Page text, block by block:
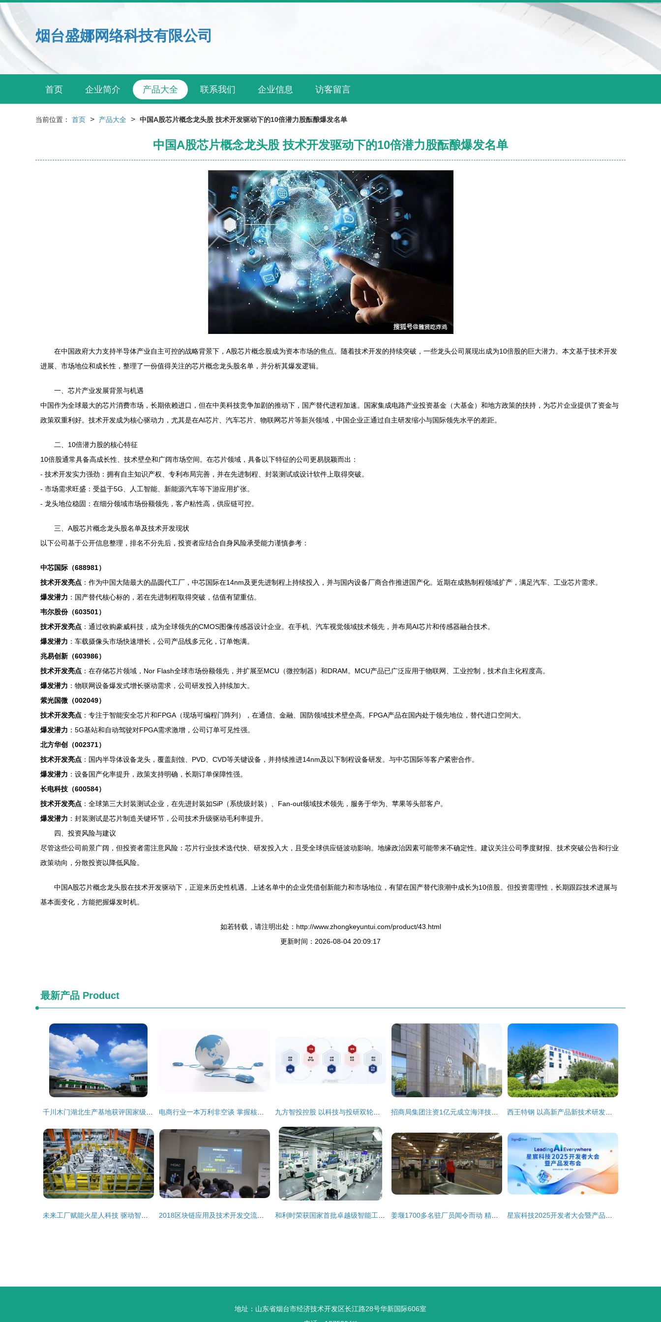
烟台盛娜网络科技有限公司
首页 企业简介 产品大全 联系我们 企业信息 访客留言
当前位置： 首页 > 产品大全 > 中国A股芯片概念龙头股 技术开发驱动下的10倍潜力股酝酿爆发名单
中国A股芯片概念龙头股 技术开发驱动下的10倍潜力股酝酿爆发名单
在中国政府大力支持半导体产业自主可控的战略背景下，A股芯片概念股成为资本市场的焦点。随着技术开发的持续突破，一些龙头公司展现出成为10倍股的巨大潜力。本文基于技术开发
进展、市场地位和成长性，整理了一份值得关注的芯片概念龙头股名单，并分析其爆发逻辑。
一、芯片产业发展背景与机遇
中国作为全球最大的芯片消费市场，长期依赖进口，但在中美科技竞争加剧的推动下，国产替代进程加速。国家集成电路产业投资基金（大基金）和地方政策的扶持，为芯片企业提供了资金与
政策双重利好。技术开发成为核心驱动力，尤其是在AI芯片、汽车芯片、物联网芯片等新兴领域，中国企业正通过自主研发缩小与国际领先水平的差距。
二、10倍潜力股的核心特征
10倍股通常具备高成长性、技术壁垒和广阔市场空间。在芯片领域，具备以下特征的公司更易脱颖而出：
- 技术开发实力强劲：拥有自主知识产权、专利布局完善，并在先进制程、封装测试或设计软件上取得突破。
- 市场需求旺盛：受益于5G、人工智能、新能源汽车等下游应用扩张。
- 龙头地位稳固：在细分领域市场份额领先，客户粘性高，供应链可控。
三、A股芯片概念龙头股名单及技术开发现状
以下公司基于公开信息整理，排名不分先后，投资者应结合自身风险承受能力谨慎参考：
中芯国际（688981）
技术开发亮点 ：作为中国大陆最大的晶圆代工厂，中芯国际在14nm及更先进制程上持续投入，并与国内设备厂商合作推进国产化。近期在成熟制程领域扩产，满足汽车、工业芯片需求。
爆发潜力 ：国产替代核心标的，若在先进制程取得突破，估值有望重估。
韦尔股份（603501）
技术开发亮点 ：通过收购豪威科技，成为全球领先的CMOS图像传感器设计企业。在手机、汽车视觉领域技术领先，并布局AI芯片和传感器融合技术。
爆发潜力 ：车载摄像头市场快速增长，公司产品线多元化，订单饱满。
兆易创新（603986）
技术开发亮点 ：在存储芯片领域，Nor Flash全球市场份额领先，并扩展至MCU（微控制器）和DRAM。MCU产品已广泛应用于物联网、工业控制，技术自主化程度高。
爆发潜力 ：物联网设备爆发式增长驱动需求，公司研发投入持续加大。
紫光国微（002049）
技术开发亮点 ：专注于智能安全芯片和FPGA（现场可编程门阵列），在通信、金融、国防领域技术壁垒高。FPGA产品在国内处于领先地位，替代进口空间大。
爆发潜力 ：5G基站和自动驾驶对FPGA需求激增，公司订单可见性强。
北方华创（002371）
技术开发亮点 ：国内半导体设备龙头，覆盖刻蚀、PVD、CVD等关键设备，并持续推进14nm及以下制程设备研发。与中芯国际等客户紧密合作。
爆发潜力 ：设备国产化率提升，政策支持明确，长期订单保障性强。
长电科技（600584）
技术开发亮点 ：全球第三大封装测试企业，在先进封装如SiP（系统级封装）、Fan-out领域技术领先，服务于华为、苹果等头部客户。
爆发潜力 ：封装测试是芯片制造关键环节，公司技术升级驱动毛利率提升。
四、投资风险与建议
尽管这些公司前景广阔，但投资者需注意风险：芯片行业技术迭代快、研发投入大，且受全球供应链波动影响。地缘政治因素可能带来不确定性。建议关注公司季度财报、技术突破公告和行业
政策动向，分散投资以降低风险。
中国A股芯片概念龙头股在技术开发驱动下，正迎来历史性机遇。上述名单中的企业凭借创新能力和市场地位，有望在国产替代浪潮中成长为10倍股。但投资需理性，长期跟踪技术进展与
基本面变化，方能把握爆发时机。
如若转载，请注明出处：http://www.zhongkeyuntui.com/product/43.html
更新时间：2026-08-04 20:09:17
最新产品 Product
地址：山东省烟台市经济技术开发区长江路28号华新国际606室